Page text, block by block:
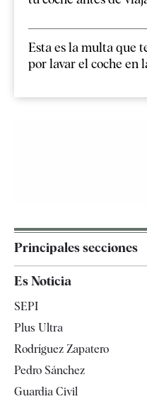
Esta es la multa que
por lavar el coche en
Principales secciones
Televisión
Es Noticia
SEPI
Plus Ultra
Rodríguez Zapatero
Pedro Sánchez
Guardia Civil